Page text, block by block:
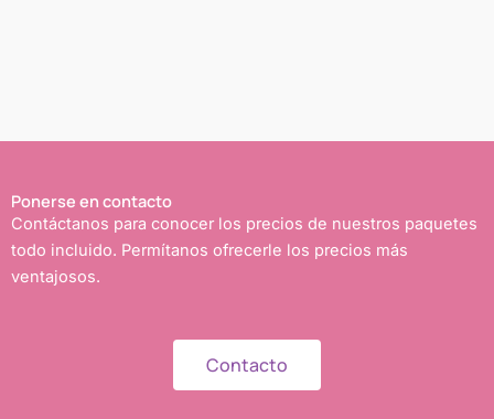
Ponerse en contacto
Contáctanos para conocer los precios de nuestros paquetes
todo incluido. Permítanos ofrecerle los precios más
ventajosos.
Contacto